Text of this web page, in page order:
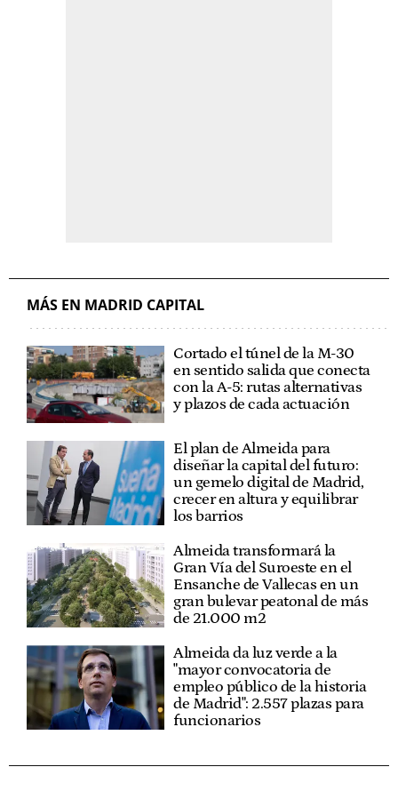
MÁS EN MADRID CAPITAL
Cortado el túnel de la M-30
en sentido salida que conecta
con la A-5: rutas alternativas
y plazos de cada actuación
El plan de Almeida para
diseñar la capital del futuro:
un gemelo digital de Madrid,
crecer en altura y equilibrar
los barrios
Almeida transformará la
Gran Vía del Suroeste en el
Ensanche de Vallecas en un
gran bulevar peatonal de más
de 21.000 m2
Almeida da luz verde a la
"mayor convocatoria de
empleo público de la historia
de Madrid": 2.557 plazas para
funcionarios